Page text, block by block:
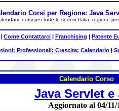
Corsi per Regione: Java
corsi per tutte le sedi in Italia, regione
| Come Contattarci | Franchising | Patente
; Professionali; Crescita; Calendario |
Calendario Corso
Java Servlet e
Aggiornato al 04/11/